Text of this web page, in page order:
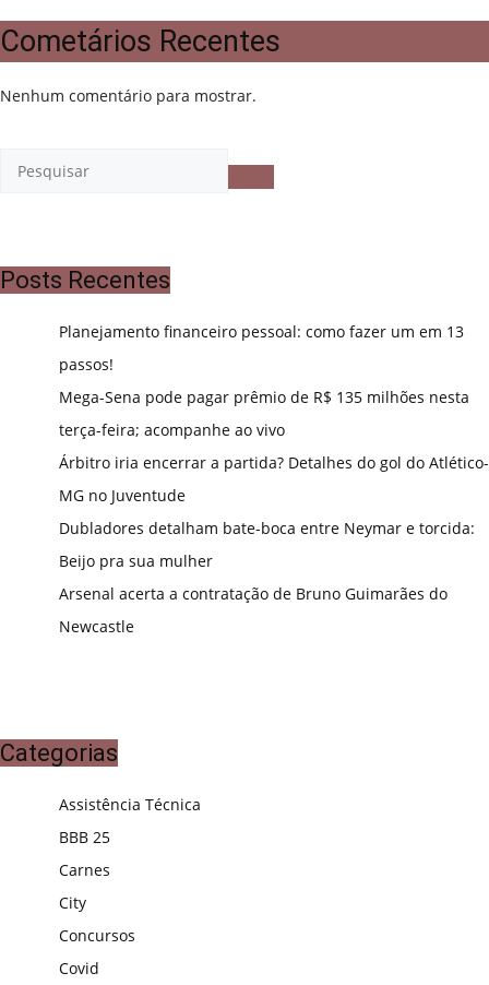
Cometários Recentes
Nenhum comentário para mostrar.
Posts Recentes
Planejamento financeiro pessoal: como fazer um em 13
passos!
Mega-Sena pode pagar prêmio de R$ 135 milhões nesta
terça-feira; acompanhe ao vivo
Árbitro iria encerrar a partida? Detalhes do gol do Atlético-
MG no Juventude
Dubladores detalham bate-boca entre Neymar e torcida:
Beijo pra sua mulher
Arsenal acerta a contratação de Bruno Guimarães do
Newcastle
Categorias
Assistência Técnica
BBB 25
Carnes
City
Concursos
Covid